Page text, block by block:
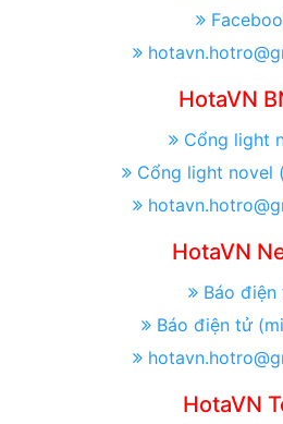
HotaVN
Cổng light
Cổng light novel
HotaVN
Báo điện
Báo điện tử
HotaVN